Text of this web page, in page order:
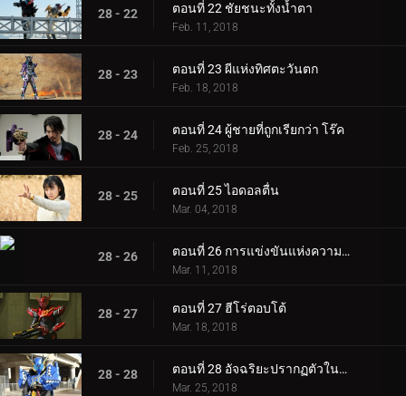
28 - 22 ตอนที่ 22 ชัยชนะทั้งน้ำตา
Feb. 11, 2018
28 - 23 ตอนที่ 23 ผีแห่งทิศตะวันตก
Feb. 18, 2018
28 - 24 ตอนที่ 24 ผู้ชายที่ถูกเรียกว่า โร๊ค
Feb. 25, 2018
28 - 25 ตอนที่ 25 ไอดอลตื่น
Mar. 04, 2018
28 - 26 ตอนที่ 26 การแข่งขันแห่งความตายของการทรยศ
Mar. 11, 2018
28 - 27 ตอนที่ 27 ฮีโร่ตอบโต้
Mar. 18, 2018
28 - 28 ตอนที่ 28 อัจฉริยะปรากฏตัวในรถถัง
Mar. 25, 2018